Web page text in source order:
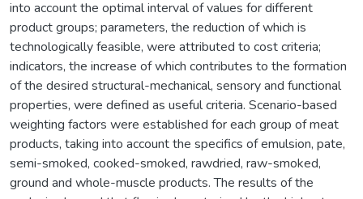
into account the optimal interval of values for different
product groups; parameters, the reduction of which is
technologically feasible, were attributed to cost criteria;
indicators, the increase of which contributes to the formation
of the desired structural-mechanical, sensory and functional
properties, were defined as useful criteria. Scenario-based
weighting factors were established for each group of meat
products, taking into account the specifics of emulsion, pate,
semi-smoked, cooked-smoked, rawdried, raw-smoked,
ground and whole-muscle products. The results of the